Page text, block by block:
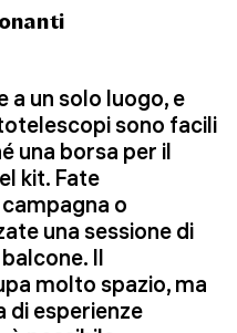
a un solo luogo, e
sono facili
una borsa per il
kit. Fate
o
una sessione di
Il
molto spazio, ma
di esperienze